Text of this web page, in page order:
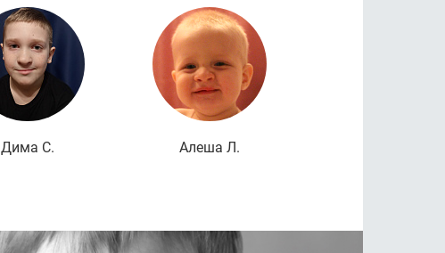
Подробнее
Дима С.
Подробнее
Алеша Л.